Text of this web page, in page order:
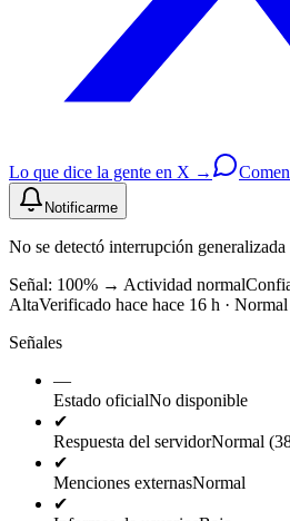
Lo que dice la gente en X →
Notificarme
No se detectó interrupción generalizada
Señal: 100% → Actividad normal
AltaVerificado hace hace 16 h ·
Señales
—
Estado oficialNo disponible
✔
Respuesta del servidorNormal
✔
Menciones externasNormal
✔